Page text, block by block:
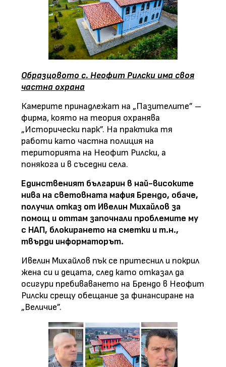
Образцовото с. Неофит Рилски има своя
частна охрана
Камерите принадлежат на „Пазителите” –
фирма, която на теория охранява
„Исторически парк”. На практика тя
работи като частна полиция на
територията на Неофит Рилски, а
понякога и в съседни села.
Единственият българин в най-високите
нива на световната мафия Брендо, обаче,
получил отказ от Ивелин Михайлов за
помощ и оттам започнали проблемите му
с НАП, блокирането на сметки и т.н.,
твърди информаторът.
Ивелин Михайлов пък се притеснил и покрил
жена си и децата, след като отказал да
осигури пребиваването на Брендо в Неофит
Рилски срещу обещание за финансиране на
„Величие”.